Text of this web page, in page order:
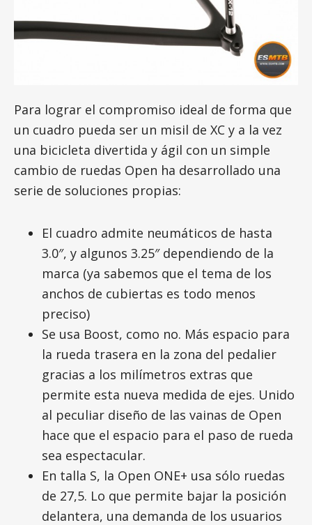
Para lograr el compromiso ideal de forma que
un cuadro pueda ser un misil de XC y a la vez
una bicicleta divertida y ágil con un simple
cambio de ruedas Open ha desarrollado una
serie de soluciones propias:
El cuadro admite neumáticos de hasta
3.0″, y algunos 3.25″ dependiendo de la
marca (ya sabemos que el tema de los
anchos de cubiertas es todo menos
preciso)
Se usa Boost, como no. Más espacio para
la rueda trasera en la zona del pedalier
gracias a los milímetros extras que
permite esta nueva medida de ejes. Unido
al peculiar diseño de las vainas de Open
hace que el espacio para el paso de rueda
sea espectacular.
En talla S, la Open ONE+ usa sólo ruedas
de 27,5. Lo que permite bajar la posición
delantera, una demanda de los usuarios